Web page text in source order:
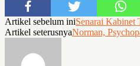
Artikel sebelum iniSenarai Kabinet
Artikel seterusnyaNorman,